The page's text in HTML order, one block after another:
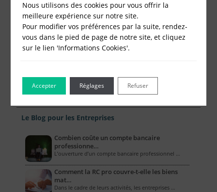
Le Blog pour les Entreprises
Combien coûte un compte bancaire
professionne…
L’ouverture d’un compte bancaire professionnel …
Comment la RC pro couvre-t-elle les biens
mat…
Dans le cadre de leurs activités, les entreprises …
Nous utilisons des cookies pour vous offrir la
meilleure expérience sur notre site.
Pour modifier vos préférences par la suite, rendez-
vous dans le pied de page de notre site, et cliquez
sur le lien 'Informations Cookies'.
Accepter Refuser
Réglages